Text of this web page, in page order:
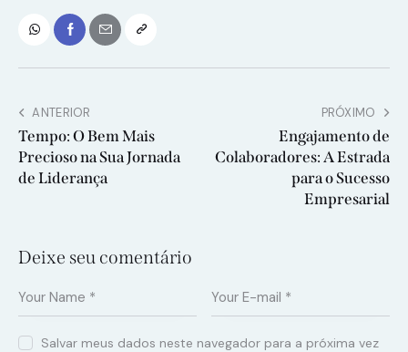
ANTERIOR
Tempo: O Bem Mais
Precioso na Sua Jornada
de Liderança
PRÓXIMO
Engajamento de
Colaboradores: A Estrada
para o Sucesso
Empresarial
Deixe seu comentário
Salvar meus dados neste navegador para a próxima vez